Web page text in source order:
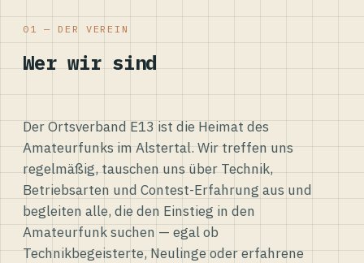
01 — DER VEREIN
Wer wir sind
Der Ortsverband E13 ist die Heimat des
Amateurfunks im Alstertal. Wir treffen uns
regelmäßig, tauschen uns über Technik,
Betriebsarten und Contest-Erfahrung aus und
begleiten alle, die den Einstieg in den
Amateurfunk suchen — egal ob
Technikbegeisterte, Neulinge oder erfahrene